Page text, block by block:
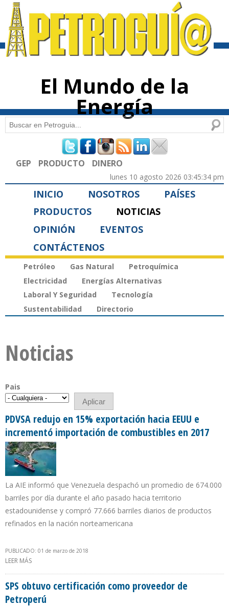
contenido
El Mundo de la
Energía
Formulario de búsqueda
Buscar
GEP PRODUCTO DINERO
lunes 10 agosto 2026 03:45:34 pm
INICIO NOSOTROS
PAÍSES
PRODUCTOS
NOTICIAS
OPINIÓN
EVENTOS
CONTÁCTENOS
Petróleo Gas Natural
Petroquímica
Electricidad
Energías Alternativas
Laboral Y Seguridad
Tecnología
Sustentabilidad
Directorio
Noticias
Pais
PDVSA redujo en 15% exportación hacia EEUU e
incrementó importación de combustibles en 2017
La AIE informó que Venezuela despachó un promedio de 674.000
barriles por día durante el año pasado hacia territorio
estadounidense y compró 77.666 barriles diarios de productos
refinados en la nación norteamericana
PUBLICADO: 01 de marzo de 2018
LEER MÁS
SPS obtuvo certificación como proveedor de
Petroperú